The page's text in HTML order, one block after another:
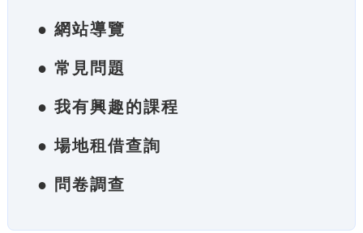
● 網站導覽
● 常見問題
● 我有興趣的課程
● 場地租借查詢
● 問卷調查